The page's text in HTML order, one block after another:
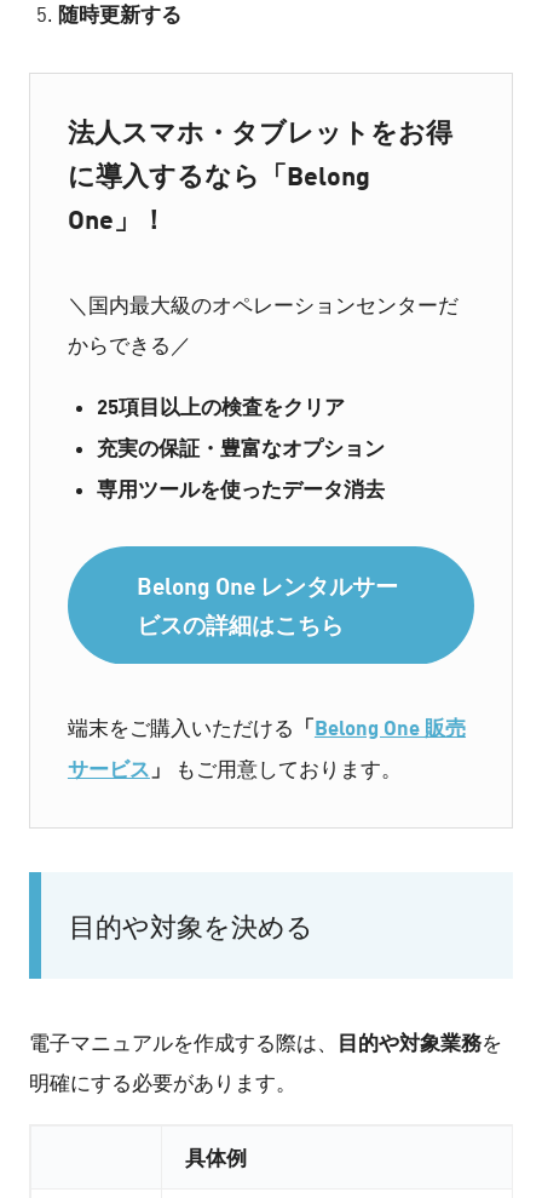
随時更新する
法人スマホ・タブレットをお得
に導入するなら「Belong
One」！
＼国内最大級のオペレーションセンターだ
からできる／
25項目以上の検査をクリア
充実の保証・豊富なオプション
専用ツールを使ったデータ消去
Belong One レンタルサー
ビスの詳細はこちら
端末をご購入いただける 「Belong One 販売
サービス 」 もご用意しております。
目的や対象を決める
電子マニュアルを作成する際は、 目的や対象業務を
明確にする必要があります。
具体例